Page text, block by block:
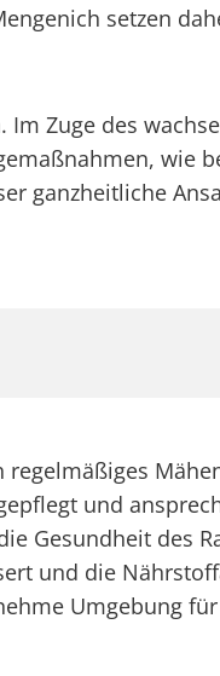
setzen
Zuge des
wie
ganzheitliche
und
Gesundheit des
und die
Umgebung